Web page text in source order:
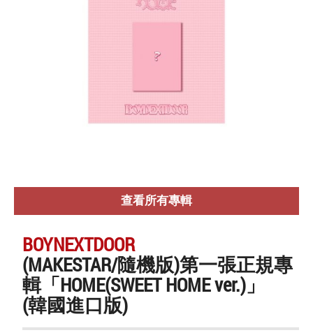
查看所有專輯
BOYNEXTDOOR
(MAKESTAR/隨機版)第一張正規專
輯「HOME(SWEET HOME ver.)」
(韓國進口版)